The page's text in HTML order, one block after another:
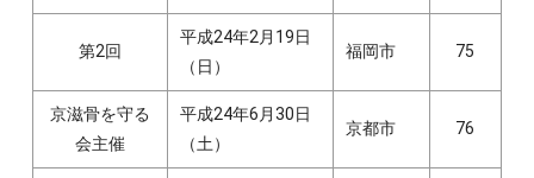
第2回
平成24年2月19日
（日）
福岡市 75
京滋骨を守る
会主催
平成24年6月30日
（土）
京都市 76